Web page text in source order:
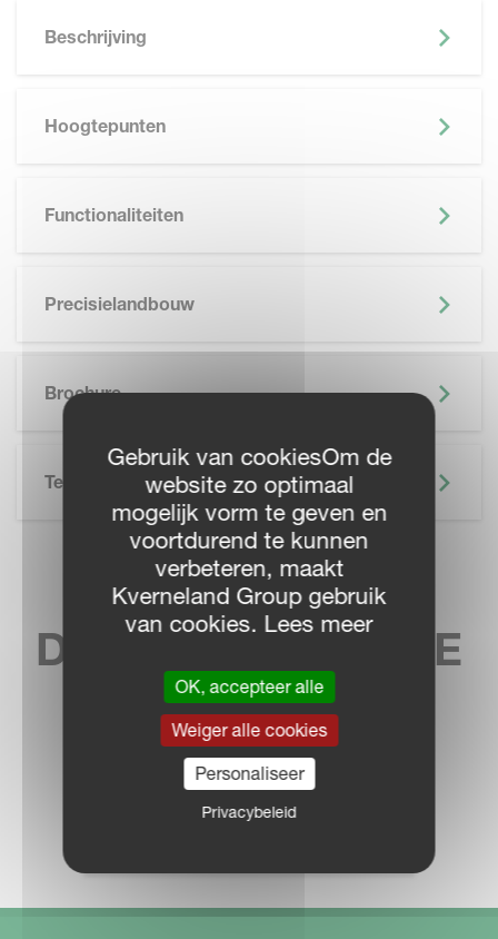
Beschrijving
Hoogtepunten
Functionaliteiten
Precisielandbouw
Brochure
Technische Specificatie
VIND UW
DICHTSTBIJZIJNDE
DEALER
DEALER LOCATOR
Gebruik van cookiesOm de
website zo optimaal
mogelijk vorm te geven en
voortdurend te kunnen
verbeteren, maakt
Kverneland Group gebruik
van cookies. Lees meer
OK, accepteer alle
Weiger alle cookies
Personaliseer
Privacybeleid